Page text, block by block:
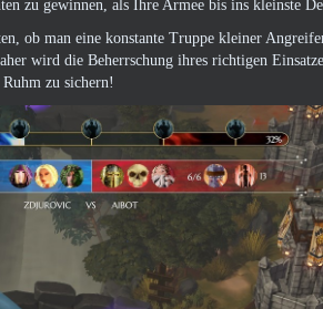
zu gewinnen, als Ihre Armee bis ins kleinste
ob man eine konstante Truppe kleiner
wird die Beherrschung ihres richtigen
zu sichern!